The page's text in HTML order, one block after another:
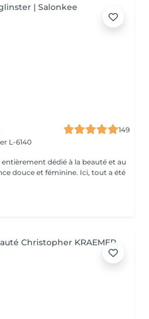
149
L-6140
dédié à la beauté et au
douce et féminine. Ici, tout a été